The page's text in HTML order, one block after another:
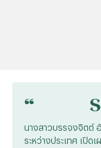
“
นางสาวบรรจงจิตต์
ระหว่างประเทศ เปิด